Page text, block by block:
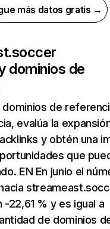
más datos gratis →
dominios de
de
evalúa la
y obtén una
que
EN En junio el
-22,61 % y es igual a
de dominios